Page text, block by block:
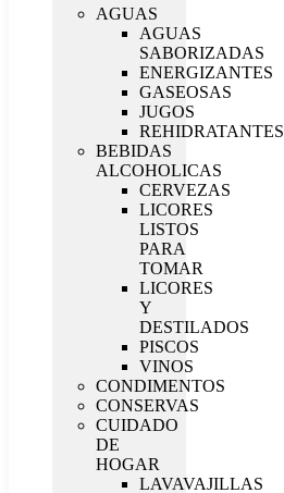
AGUAS
AGUAS
SABORIZADAS
ENERGIZANTES
GASEOSAS
JUGOS
REHIDRATANTES
BEBIDAS
ALCOHOLICAS
CERVEZAS
LICORES
LISTOS
PARA
TOMAR
LICORES
Y
DESTILADOS
PISCOS
VINOS
CONDIMENTOS
CONSERVAS
CUIDADO
DE
HOGAR
LAVAVAJILLAS